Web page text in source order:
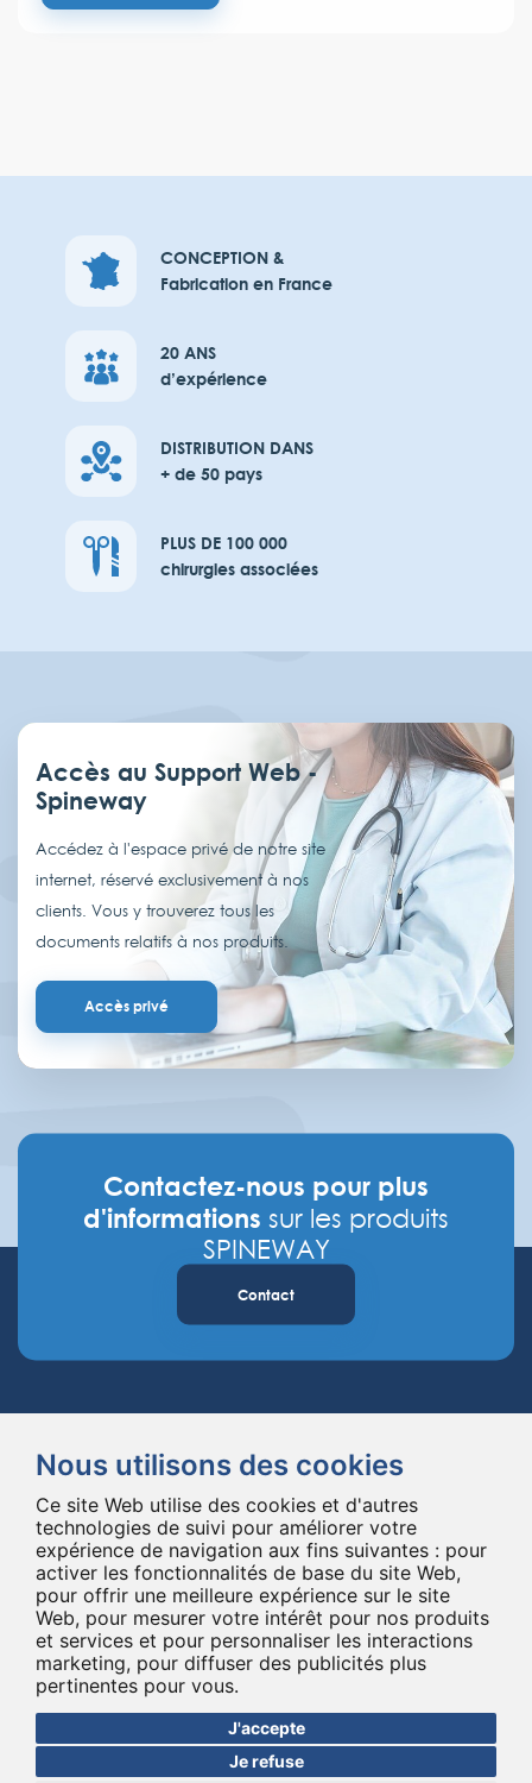
Nous utilisons des cookies
Ce site Web utilise des cookies et d'autres
technologies de suivi pour améliorer votre
expérience de navigation aux fins suivantes : pour
activer les fonctionnalités de base du site Web,
pour offrir une meilleure expérience sur le site
Web, pour mesurer votre intérêt pour nos produits
et services et pour personnaliser les interactions
marketing, pour diffuser des publicités plus
pertinentes pour vous.
J'accepte
Je refuse
CONCEPTION &
Fabrication en France
20 ANS
d’expérience
DISTRIBUTION DANS
+ de 50 pays
PLUS DE 100 000
chirurgies associées
Accès au Support Web -
Spineway
Accédez à l'espace privé de notre site
internet, réservé exclusivement à nos
clients. Vous y trouverez tous les
documents relatifs à nos produits.
Accès privé
Contactez-nous pour plus
d'informations sur les produits
SPINEWAY
Contact
Spineway conçoit et fournit des implants et des instruments innovants
pour la chirurgie du rachis, améliorant la chirurgie rachidienne dans le
monde entier depuis 20 ans.
*Ensemble, jusqu'au bout